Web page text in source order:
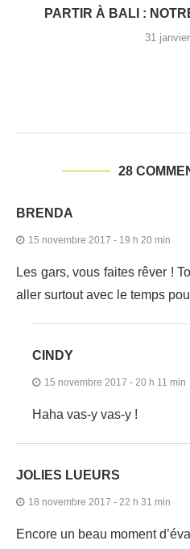
PARTIR À BALI :
31
28
BRENDA
15 novembre 2017 - 19 h 20 min
Les gars, vous faites rêver !
aller surtout avec le temps
CINDY
15 novembre 2017 - 20 h 11 min
Haha vas-y vas-y !
JOLIES LUEURS
18 novembre 2017 - 22 h 31 min
Encore un beau moment